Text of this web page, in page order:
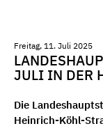
Freitag, 11. Juli 2025
JULI IN DER
Die
Heinrich-Köhl-